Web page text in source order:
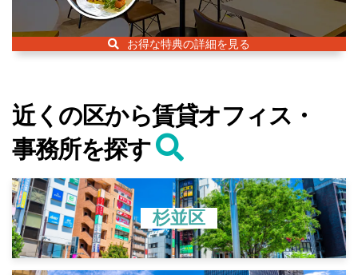
お得な特典の詳細を見る
近くの区から賃貸オフィス・
事務所を探す
杉並区